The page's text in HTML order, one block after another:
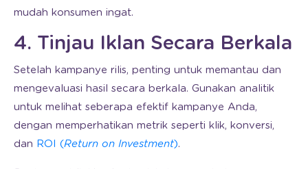
mudah konsumen ingat.
4. Tinjau Iklan Secara Berkala
Setelah kampanye rilis, penting untuk memantau dan
mengevaluasi hasil secara berkala. Gunakan analitik
untuk melihat seberapa efektif kampanye Anda,
dengan memperhatikan metrik seperti klik, konversi,
dan ROI (Return on Investment).